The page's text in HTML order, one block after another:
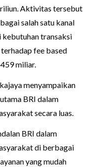
Aktivitas tersebut
salah satu kanal
kebutuhan transaksi
fee based
miliar.
menyampaikan
BRI dalam
secara luas.
BRI dalam
di berbagai
yang mudah